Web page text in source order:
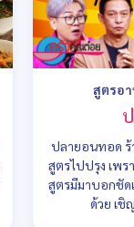
สูตรอ
ปลายอนทอด
สูตรไปปรุง เพร
สูตรมีมาบอกชัด
ด้วย เชิ